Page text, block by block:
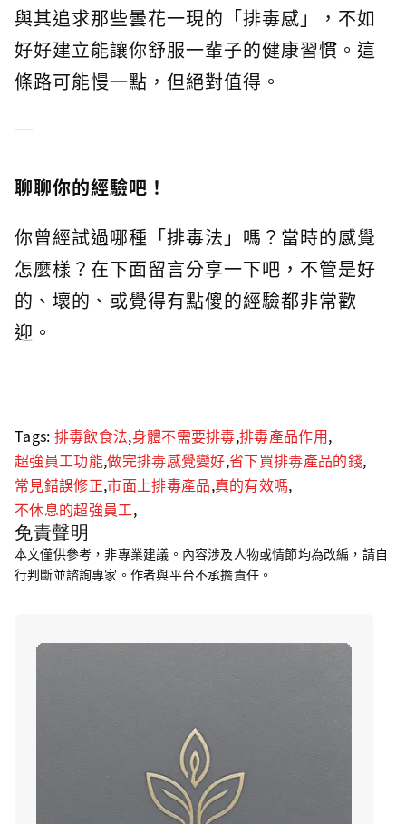
與其追求那些曇花一現的「排毒感」，不如
好好建立能讓你舒服一輩子的健康習慣。這
條路可能慢一點，但絕對值得。
聊聊你的經驗吧！
你曾經試過哪種「排毒法」嗎？當時的感覺
怎麼樣？在下面留言分享一下吧，不管是好
的、壞的、或覺得有點傻的經驗都非常歡
迎。
Tags: 排毒飲食法,身體不需要排毒,排毒產品作用,
超強員工功能,做完排毒感覺變好,省下買排毒產品的錢,
常見錯誤修正,市面上排毒產品,真的有效嗎,
不休息的超強員工,
免責聲明
本文僅供參考，非專業建議。內容涉及人物或情節均為改編，請自
行判斷並諮詢專家。作者與平台不承擔責任。